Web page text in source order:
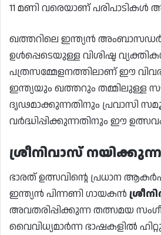
11 മണി വരെയാണ് പരിപാടികൾ
ഖത്തറിലെ ഇന്ത്യൻ
ഉൾപ്പെടെയുള്ള വിശിഷ്ട
പത്രസമ്മേളനത്തിലാണ് ഈ
ഇന്ത്യയും ഖത്തറും തമ്മിലുള്ള
ദൃഢമാക്കുന്നതിനും പ്രവാസി
വർദ്ധിപ്പിക്കുന്നതിനും ഈ
ശ്രീനിവാസ്
ഭാരത് ഉത്സവിന്റെ പ്രധാന
ഇന്ത്യൻ പിന്നണി ഗായകൻ
അവതരിപ്പിക്കുന്ന തത്സമയ
വൈവിധ്യമാർന്ന ഭാഷകളിൽ